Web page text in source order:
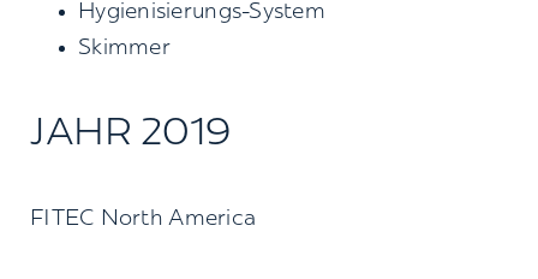
Hygienisierungs-System
Skimmer
JAHR 2019
FITEC North America